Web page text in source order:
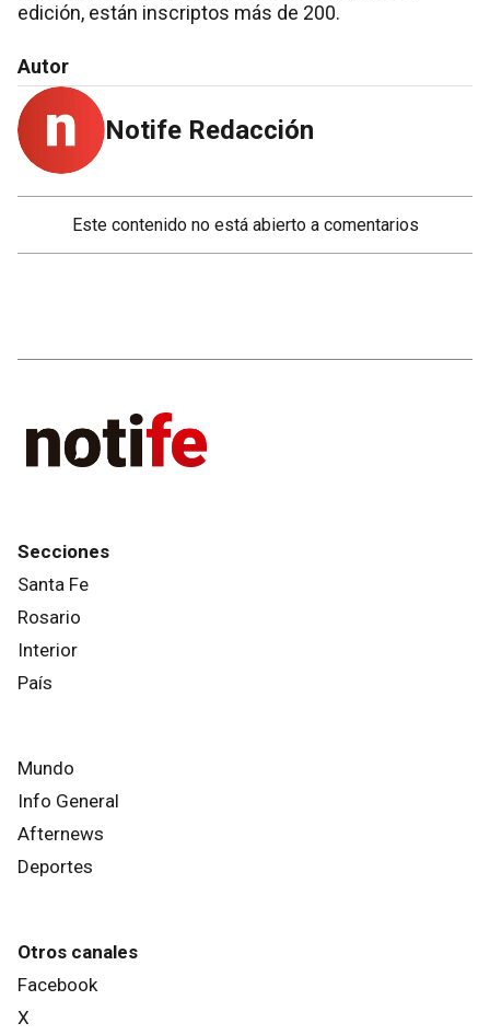
edición, están inscriptos más de 200.
Autor
Notife Redacción
Este contenido no está abierto a comentarios
Secciones
Santa Fe
Rosario
Interior
País
Mundo
Info General
Afternews
Deportes
Otros canales
Facebook
X